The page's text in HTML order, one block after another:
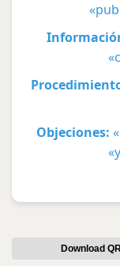
Objeciones:
Download